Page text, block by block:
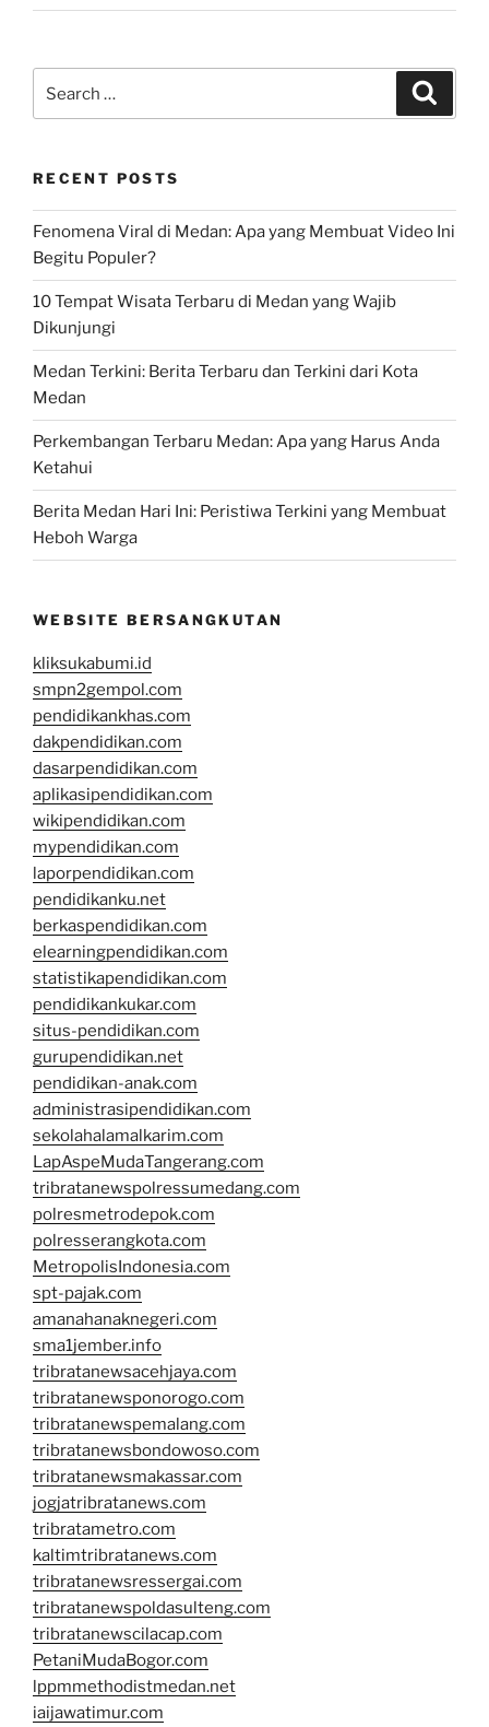
for:
RECENT POSTS
Fenomena Viral di Medan: Apa yang Membuat Video Ini
Begitu Populer?
10 Tempat Wisata Terbaru di Medan yang Wajib
Dikunjungi
Medan Terkini: Berita Terbaru dan Terkini dari Kota
Medan
Perkembangan Terbaru Medan: Apa yang Harus Anda
Ketahui
Berita Medan Hari Ini: Peristiwa Terkini yang Membuat
Heboh Warga
WEBSITE BERSANGKUTAN
kliksukabumi.id
smpn2gempol.com
pendidikankhas.com
dakpendidikan.com
dasarpendidikan.com
aplikasipendidikan.com
wikipendidikan.com
mypendidikan.com
laporpendidikan.com
pendidikanku.net
berkaspendidikan.com
elearningpendidikan.com
statistikapendidikan.com
pendidikankukar.com
situs-pendidikan.com
gurupendidikan.net
pendidikan-anak.com
administrasipendidikan.com
sekolahalamalkarim.com
LapAspeMudaTangerang.com
tribratanewspolressumedang.com
polresmetrodepok.com
polresserangkota.com
MetropolisIndonesia.com
spt-pajak.com
amanahanaknegeri.com
sma1jember.info
tribratanewsacehjaya.com
tribratanewsponorogo.com
tribratanewspemalang.com
tribratanewsbondowoso.com
tribratanewsmakassar.com
jogjatribratanews.com
tribratametro.com
kaltimtribratanews.com
tribratanewsressergai.com
tribratanewspoldasulteng.com
tribratanewscilacap.com
PetaniMudaBogor.com
lppmmethodistmedan.net
iaijawatimur.com